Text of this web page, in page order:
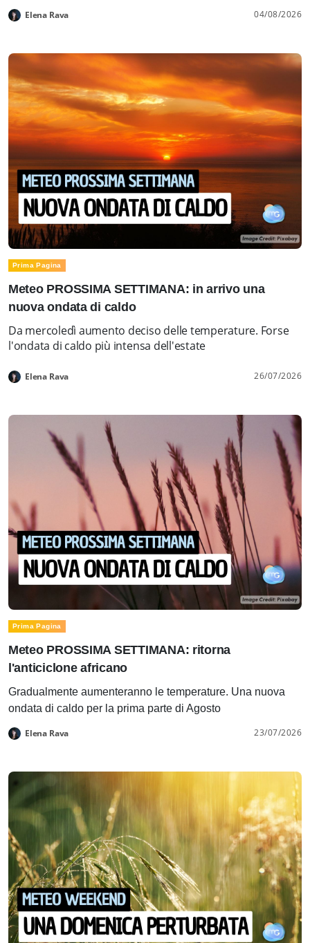
Elena Rava 04/08/2026
Prima Pagina
Meteo PROSSIMA SETTIMANA: in arrivo una
nuova ondata di caldo
Da mercoledì aumento deciso delle temperature. Forse
l'ondata di caldo più intensa dell'estate
Elena Rava 26/07/2026
Prima Pagina
Meteo PROSSIMA SETTIMANA: ritorna
l'anticiclone africano
Gradualmente aumenteranno le temperature. Una nuova
ondata di caldo per la prima parte di Agosto
Elena Rava 23/07/2026